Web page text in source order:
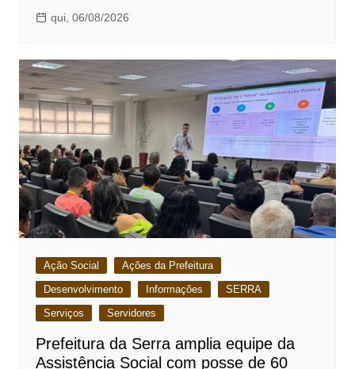
qui, 06/08/2026
Ação Social
Ações da Prefeitura
Desenvolvimento
Informações
SERRA
Serviços
Servidores
Prefeitura da Serra amplia equipe da
Assistência Social com posse de 60